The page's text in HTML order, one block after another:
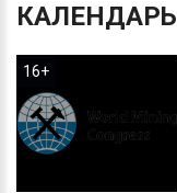
КАЛЕНДАРЬ
16+